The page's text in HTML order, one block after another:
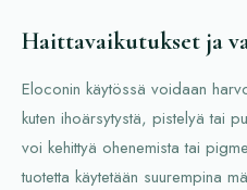
Haittavaikutukset ja
Eloconin käytössä voidaan
kuten ihoärsytystä, pistelyä tai
voi kehittyä ohenemista tai
tuotetta käytetään suurempina